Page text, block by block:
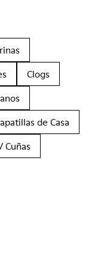
Clogs
de Casa
Cuñas